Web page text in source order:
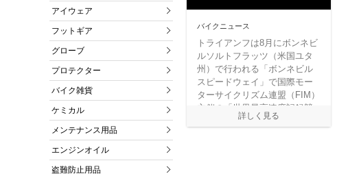
アイウェア
フットギア
グローブ
プロテクター
バイク雑貨
ケミカル
メンテナンス用品
エンジンオイル
盗難防止用品
バイクニュース
トライアンフは8月にボンネビ
ルソルトフラッツ（米国ユタ
州）で行われる「ボンネビル
スピードウェイ」で国際モー
ターサイクリズム連盟（FIM）
主催の「世界最高速度記録競
技」に参加することを発表